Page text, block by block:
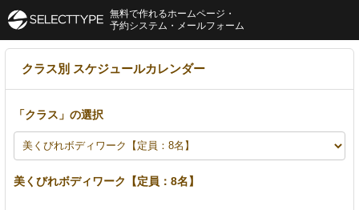
クラス別 スケジュールカレンダー
「クラス 」の選択
美くびれボディワーク【定員：8名】
無料で作れるホームページ・
予約システム・メールフォーム